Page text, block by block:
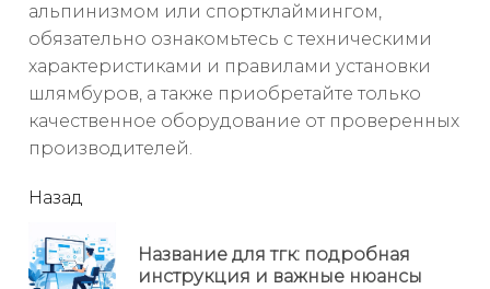
альпинизмом или спортклаймингом,
обязательно ознакомьтесь с техническими
характеристиками и правилами установки
шлямбуров, а также приобретайте только
качественное оборудование от проверенных
производителей.
читать
еще
Назад
Название для тгк: подробная
инструкция и важные нюансы